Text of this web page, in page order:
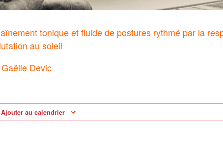
tonique et fluide de postures rythmé par la
au soleil
Devic
Ajouter au calendrier